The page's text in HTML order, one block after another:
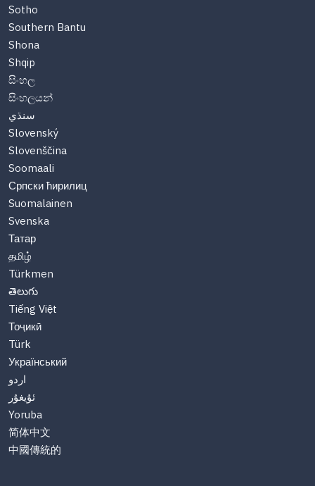
Sotho
Southern Bantu
Shona
Shqip
සිංහල
සිංහලයන්
سنڌي
Slovenský
Slovenščina
Soomaali
Српски ћирилиц
Suomalainen
Svenska
Татар
தமிழ்
Türkmen
తెలుగు
Tiếng Việt
Тоҷикӣ
Türk
Український
اردو
ئۇيغۇر
Yoruba
简体中文
中國傳統的